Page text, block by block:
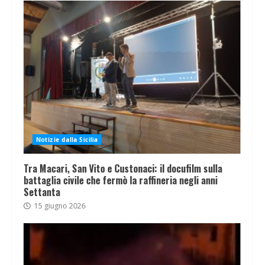
Notizie dalla Sicilia
Tra Macari, San Vito e Custonaci: il docufilm sulla
battaglia civile che fermò la raffineria negli anni
Settanta
15 giugno 2026